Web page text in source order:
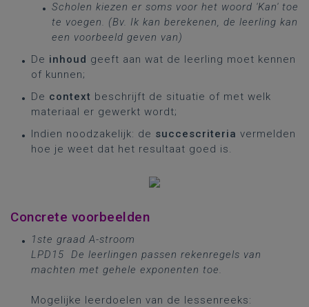
Scholen kiezen er soms voor het woord 'Kan' toe
te voegen. (Bv. Ik kan berekenen, de leerling kan
een voorbeeld geven van)
De inhoud geeft aan wat de leerling moet kennen
of kunnen;
De context beschrijft de situatie of met welk
materiaal er gewerkt wordt;
Indien noodzakelijk: de succescriteria vermelden
hoe je weet dat het resultaat goed is.
Concrete voorbeelden
1ste graad A-stroom
LPD15 De leerlingen passen rekenregels van
machten met gehele exponenten toe.
Mogelijke leerdoelen van de lessenreeks: